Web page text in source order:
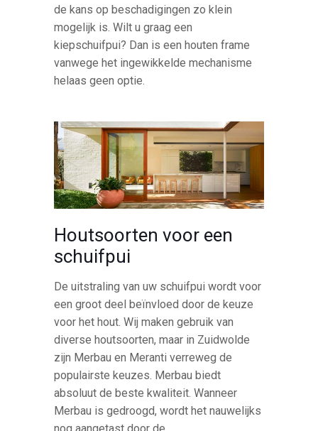
de kans op beschadigingen zo klein
mogelijk is. Wilt u graag een
kiepschuifpui? Dan is een houten frame
vanwege het ingewikkelde mechanisme
helaas geen optie.
Houtsoorten voor een
schuifpui
De uitstraling van uw schuifpui wordt voor
een groot deel beïnvloed door de keuze
voor het hout. Wij maken gebruik van
diverse houtsoorten, maar in Zuidwolde
zijn Merbau en Meranti verreweg de
populairste keuzes. Merbau biedt
absoluut de beste kwaliteit. Wanneer
Merbau is gedroogd, wordt het nauwelijks